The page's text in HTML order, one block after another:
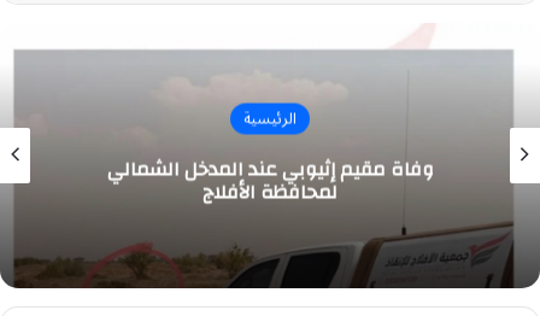
الرئيسية
وفاة مقيم إثيوبي عند المدخل الشمالي
لمحافظة الأفلاج